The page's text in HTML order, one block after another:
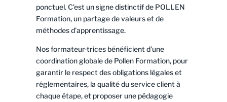
ponctuel. C’est un signe distinctif de POLLEN
Formation, un partage de valeurs et de
méthodes d’apprentissage.
Nos formateur·trices bénéficient d’une
coordination globale de Pollen Formation, pour
garantir le respect des obligations légales et
réglementaires, la qualité du service client à
chaque étape, et proposer une pédagogie